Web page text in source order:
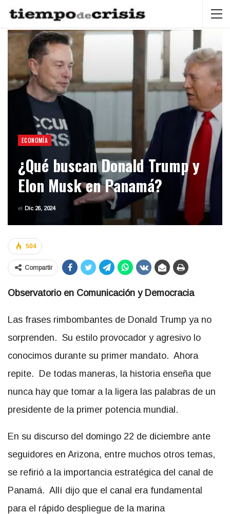
ECONOMÍA
¿Qué buscan Donald Trump y
Elon Musk en Panamá?
el Dic 26, 2024
504
Compartir
Observatorio en Comunicación y Democracia
Las frases rimbombantes de Donald Trump ya no
sorprenden. Su estilo provocador y agresivo lo
conocimos durante su primer mandato. Ahora
repite. De todas maneras, la historia enseña que
nunca hay que tomar a la ligera las palabras de un
presidente de la primer potencia mundial.
En su discurso del domingo 22 de diciembre ante
seguidores en Arizona, entre muchos otros temas,
se refirió a la importancia estratégica del canal de
Panamá. Allí dijo que el canal era fundamental
para el rápido despliegue de la marina